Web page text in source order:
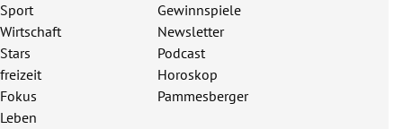
Sport
Wirtschaft
Stars
freizeit
Fokus
Leben
Gewinnspiele
Newsletter
Podcast
Horoskop
Pammesberger